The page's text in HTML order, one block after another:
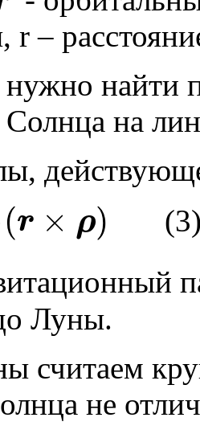
r –
нужно найти
Солнца на
(r × ρ)
Луны.
считаем
не